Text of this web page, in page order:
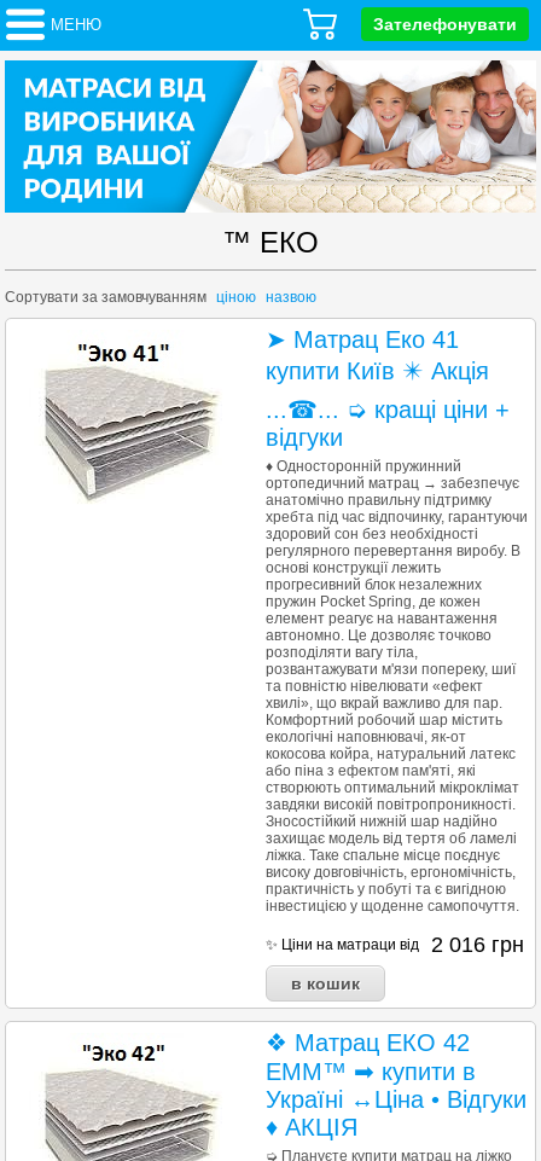
МЕНЮ Зателефонувати
™ ЕКО
Сортувати зазамовчуванням ціною назвою
➤ Матрац Еко 41
купити Київ ✴️ Акція
...☎... ➭ кращі ціни +
відгуки
♦ Односторонній пружинний
ортопедичний матрац → забезпечує
анатомічно правильну підтримку
хребта під час відпочинку, гарантуючи
здоровий сон без необхідності
регулярного перевертання виробу. В
основі конструкції лежить
прогресивний блок незалежних
пружин Pocket Spring, де кожен
елемент реагує на навантаження
автономно. Це дозволяє точково
розподіляти вагу тіла,
розвантажувати м'язи попереку, шиї
та повністю нівелювати «ефект
хвилі», що вкрай важливо для пар.
Комфортний робочий шар містить
екологічні наповнювачі, як-от
кокосова койра, натуральний латекс
або піна з ефектом пам'яті, які
створюють оптимальний мікроклімат
завдяки високій повітропроникності.
Зносостійкий нижній шар надійно
захищає модель від тертя об ламелі
ліжка. Таке спальне місце поєднує
високу довговічність, ергономічність,
практичність у побуті та є вигідною
інвестицією у щоденне самопочуття.
✨ Ціни на матраци від 2 016 грн
❖ Матрац ЕКО 42
EMM™ ➡ купити в
Україні ↔Ціна • Відгуки
♦ АКЦІЯ
➭ Плануєте купити матрац на ліжко